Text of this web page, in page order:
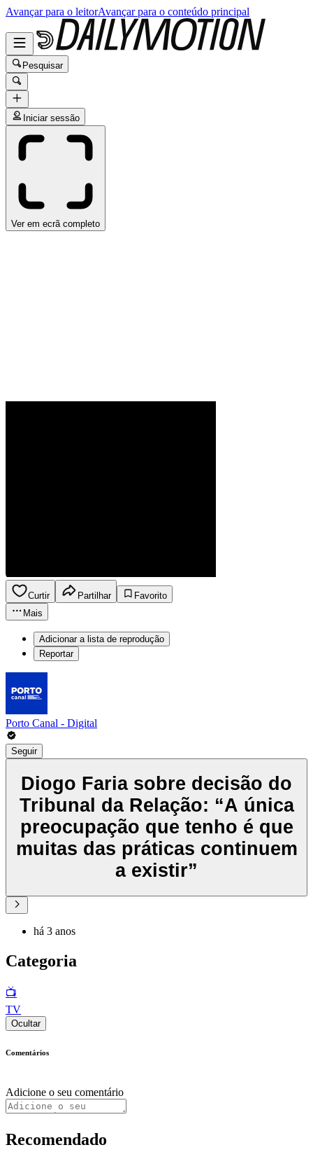
Avançar para o leitorAvançar para o conteúdo principal
Pesquisar
Iniciar sessão
Ver em ecrã completo
Curtir Partilhar
Favorito
Mais
Adicionar a lista de reprodução
Reportar
Porto Canal - Digital
Seguir
Diogo Faria sobre decisão do
Tribunal da Relação: “A única
preocupação que tenho é que
muitas das práticas continuem
a existir”
há 3 anos
Categoria
📺
TV
Ocultar
Comentários
Adicione o seu comentário
Recomendado